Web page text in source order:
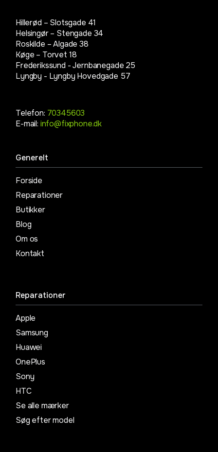
Hillerød – Slotsgade 41
Helsingør – Stengade 34
Roskilde – Algade 38
Køge – Torvet 18
Frederikssund - Jernbanegade 25
Lyngby - Lyngby Hovedgade 57
Telefon: 70345603
E-mail: info@fixphone.dk
Generelt
Forside
Reparationer
Butikker
Blog
Om os
Kontakt
Reparationer
Apple
Samsung
Huawei
OnePlus
Sony
HTC
Se alle mærker
Søg efter model